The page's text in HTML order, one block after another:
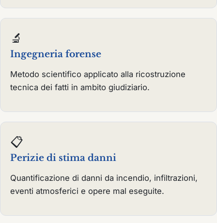
🔬
Ingegneria forense
Metodo scientifico applicato alla ricostruzione
tecnica dei fatti in ambito giudiziario.
📋
Perizie di stima danni
Quantificazione di danni da incendio, infiltrazioni,
eventi atmosferici e opere mal eseguite.